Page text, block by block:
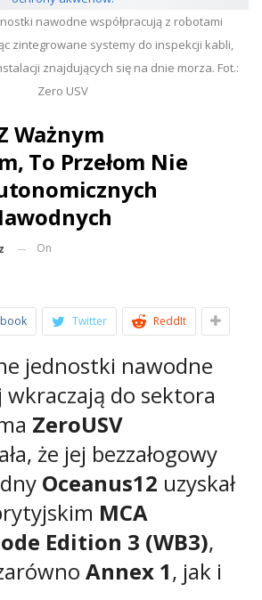
nawodne współpracują z robotami
zintegrowane systemy do inspekcji kabli,
znajdujących się na dnie morza. Fot.:
Zero USV
Ważnym
To Przełom Nie
On
Twitter ReddIt
jednostki nawodne
wkraczają do sektora
ZeroUSV
że jej bezzałogowy
Oceanus12 uzyskał
MCA
Edition 3 (WB3),
Annex 1, jak i